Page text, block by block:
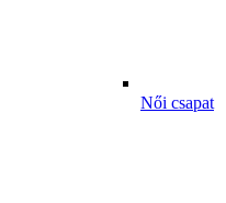
Női csapat